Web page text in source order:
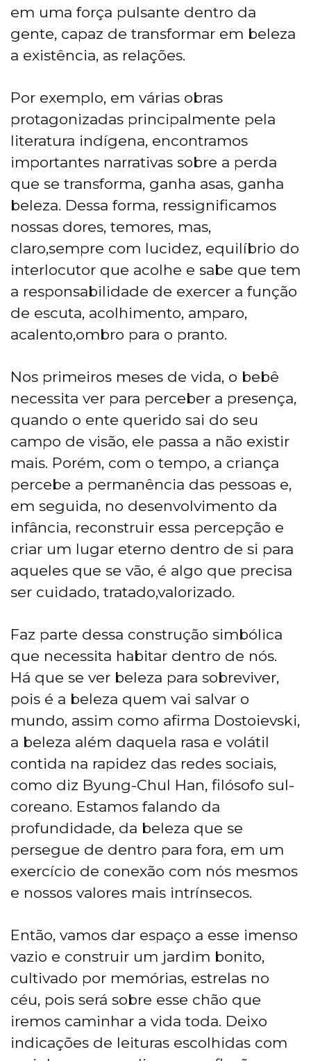
em uma força pulsante dentro da
gente, capaz de transformar em beleza
a existência, as relações.
Por exemplo, em várias obras
protagonizadas principalmente pela
literatura indígena, encontramos
importantes narrativas sobre a perda
que se transforma, ganha asas, ganha
beleza. Dessa forma, ressignificamos
nossas dores, temores, mas,
claro,sempre com lucidez, equilíbrio do
interlocutor que acolhe e sabe que tem
a responsabilidade de exercer a função
de escuta, acolhimento, amparo,
acalento,ombro para o pranto.
Nos primeiros meses de vida, o bebê
necessita ver para perceber a presença,
quando o ente querido sai do seu
campo de visão, ele passa a não existir
mais. Porém, com o tempo, a criança
percebe a permanência das pessoas e,
em seguida, no desenvolvimento da
infância, reconstruir essa percepção e
criar um lugar eterno dentro de si para
aqueles que se vão, é algo que precisa
ser cuidado, tratado,valorizado.
Faz parte dessa construção simbólica
que necessita habitar dentro de nós.
Há que se ver beleza para sobreviver,
pois é a beleza quem vai salvar o
mundo, assim como afirma Dostoievski,
a beleza além daquela rasa e volátil
contida na rapidez das redes sociais,
como diz Byung-Chul Han, filósofo sul-
coreano. Estamos falando da
profundidade, da beleza que se
persegue de dentro para fora, em um
exercício de conexão com nós mesmos
e nossos valores mais intrínsecos.
Então, vamos dar espaço a esse imenso
vazio e construir um jardim bonito,
cultivado por memórias, estrelas no
céu, pois será sobre esse chão que
iremos caminhar a vida toda. Deixo
indicações de leituras escolhidas com